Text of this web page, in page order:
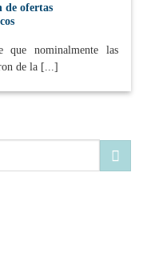
de ofertas
que nominalmente las
de la [...]